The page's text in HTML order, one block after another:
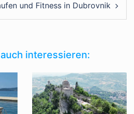
und Fitness in Dubrovnik
interessieren: